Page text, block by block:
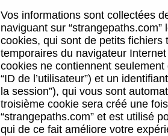
Vos informations sont collectées
naviguant sur
cookies, qui sont de petits
temporaires du navigateur
cookies ne contiennent
“ID de l’utilisateur”) et un
la session”), qui vous sont
troisième cookie sera créé une
“strangepaths.com” et est utilisé
qui de ce fait améliore votre